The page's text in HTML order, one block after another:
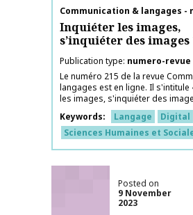
Publication name
Communication & langages -
Inquiéter les images,
s’inquiéter des images
Publication type numero-revue
Le numéro 215 de la revue
langages est en ligne. Il s'intitule
les images, s'inquiéter des
Keywords
Langage
Digital
Sciences Humaines et
Posted on
9 November
2023